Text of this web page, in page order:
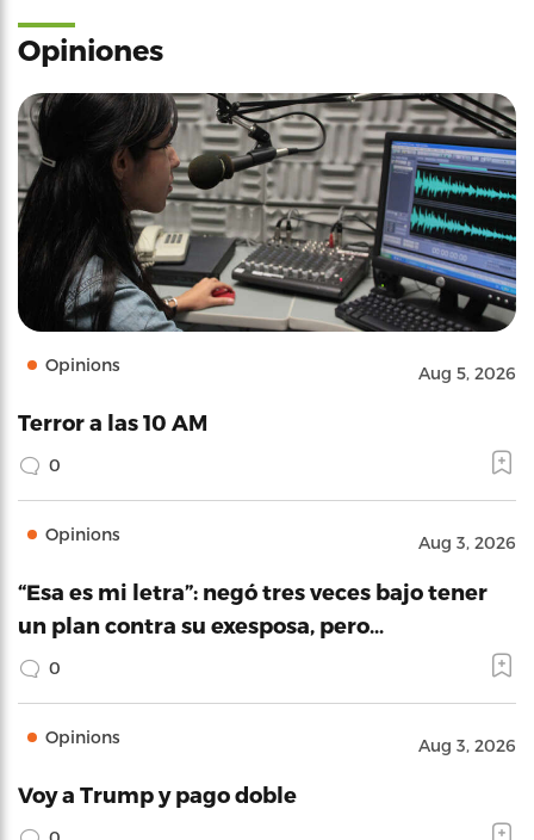
Opiniones
Opinions Aug 5, 2026
Terror a las 10 AM
0
Opinions Aug 3, 2026
“Esa es mi letra”: negó tres veces bajo tener
un plan contra su exesposa, pero…
0
Opinions Aug 3, 2026
Voy a Trump y pago doble